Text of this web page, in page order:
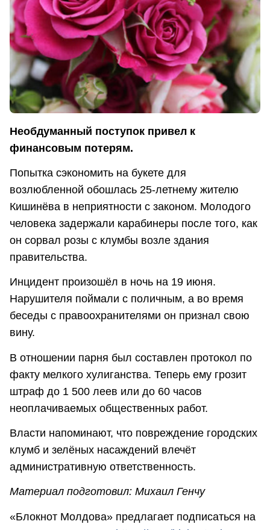
Необдуманный поступок привел к
финансовым потерям.
Попытка сэкономить на букете для
возлюбленной обошлась 25-летнему жителю
Кишинёва в неприятности с законом. Молодого
человека задержали карабинеры после того, как
он сорвал розы с клумбы возле здания
правительства.
Инцидент произошёл в ночь на 19 июня.
Нарушителя поймали с поличным, а во время
беседы с правоохранителями он признал свою
вину.
В отношении парня был составлен протокол по
факту мелкого хулиганства. Теперь ему грозит
штраф до 1 500 леев или до 60 часов
неоплачиваемых общественных работ.
Власти напоминают, что повреждение городских
клумб и зелёных насаждений влечёт
административную ответственность.
Материал подготовил: Михаил Генчу
«Блокнот Молдова» предлагает подписаться на